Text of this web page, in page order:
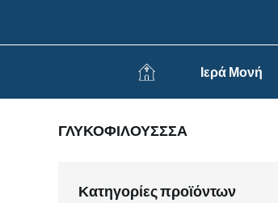
Ιερά Μονή
ΓΛΥΚΟΦΙΛΟΥΣΣΣΑ
Κατηγορίες προϊόντων